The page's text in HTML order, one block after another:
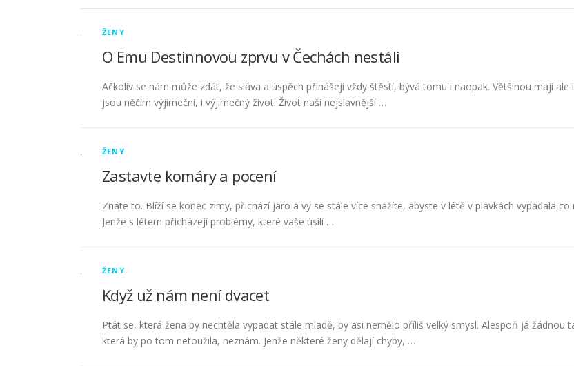
ŽENY
O Emu Destinnovou zprvu v Čechách nestáli
Ačkoliv se nám může zdát, že sláva a úspěch přinášejí vždy štěstí, bývá tomu i naopak. Většinou mají ale
jsou něčím výjimeční, i výjimečný život. Život naší nejslavnější …
ŽENY
Zastavte komáry a pocení
Znáte to. Blíží se konec zimy, přichází jaro a vy se stále více snažíte, abyste v létě v plavkách vypadala co
Jenže s létem přicházejí problémy, které vaše úsilí …
ŽENY
Když už nám není dvacet
Ptát se, která žena by nechtěla vypadat stále mladě, by asi nemělo příliš velký smysl. Alespoň já žádnou
která by po tom netoužila, neznám. Jenže některé ženy dělají chyby, …